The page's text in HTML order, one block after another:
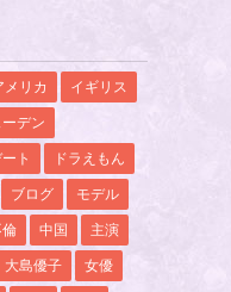
メリカ イギリス
デン
ト ドラえもん
ブログ モデル
中国 主演
大島優子 女優